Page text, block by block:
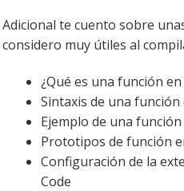
Adicional te cuento sobre
considero muy útiles al
¿Qué es una función
Sintaxis de una función
Ejemplo de una función
Prototipos de función
Configuración de la
Code